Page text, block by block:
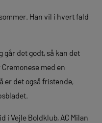
Han vil i hvert fald
går det godt, så kan det
med en
er det også fristende,
i Vejle Boldklub, AC Milan